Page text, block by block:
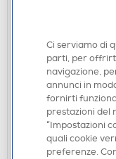
ASCIUGACAPELLI
GAMA - TEMPO
€ 44,90
Acquisto online:
Ritiro in negozio
Ci serviamo di
parti, per
navigazione,
annunci in
fornirti
prestazioni del
“Impostazioni
quali cookie
preferenze.